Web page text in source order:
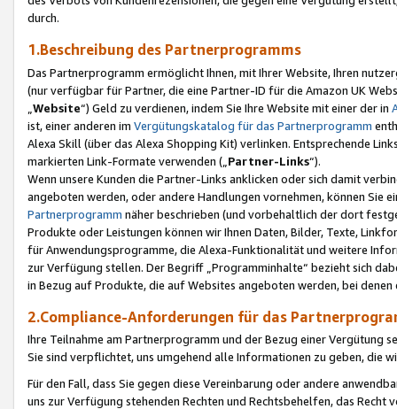
durch.
1.Beschreibung des Partnerprogramms
Das Partnerprogramm ermöglicht Ihnen, mit Ihrer Website, Ihren
(nur verfügbar für Partner, die eine Partner-ID für die Amazon UK
Website“) Geld zu verdienen, indem Sie Ihre Website mit einer der in
ist, einer anderen im Vergütungskatalog für das Partnerprogramm
Alexa Skill (über das Alexa Shopping Kit) verlinken. Entsprechende
markierten Link-Formate verwenden („ Partner-Links“).
Wenn unsere Kunden die Partner-Links anklicken oder sich damit
angeboten werden, oder andere Handlungen vornehmen, können Sie
Partnerprogramm näher beschrieben (und vorbehaltlich der dort
Produkte oder Leistungen können wir Ihnen Daten, Bilder, Texte,
für Anwendungsprogramme, die Alexa-Funktionalität und weitere
zur Verfügung stellen. Der Begriff „Programminhalte“ bezieht sich
in Bezug auf Produkte, die auf Websites angeboten werden, bei
2.Compliance-Anforderungen für das
Ihre Teilnahme am Partnerprogramm und der Bezug einer Vergütung
Sie sind verpflichtet, uns umgehend alle Informationen zu geben, die
Für den Fall, dass Sie gegen diese Vereinbarung oder andere
uns zur Verfügung stehenden Rechten und Rechtsbehelfen, das